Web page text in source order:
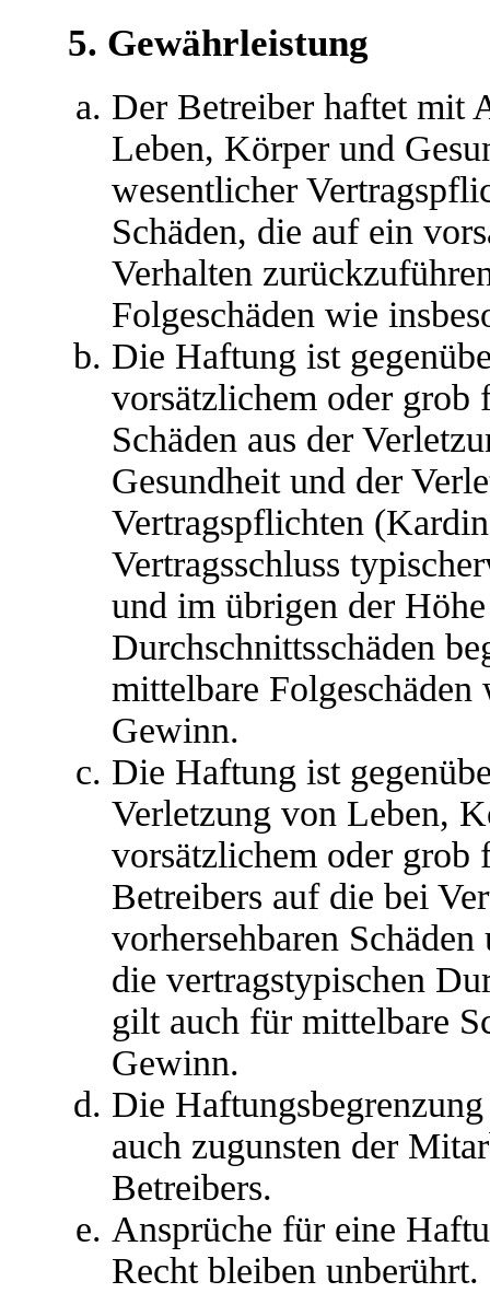
5. Gewährleistung
Der Betreiber haftet mit
Leben, Körper und
wesentlicher
Schäden, die auf ein
Verhalten
Folgeschäden wie
Die Haftung ist
vorsätzlichem oder grob
Schäden aus der
Gesundheit und der
Vertragspflichten
Vertragsschluss
und im übrigen der
Durchschnittsschäden
mittelbare Folgeschäden
Gewinn.
Die Haftung ist
Verletzung von Leben,
vorsätzlichem oder grob
Betreibers auf die bei
vorhersehbaren
die vertragstypischen
gilt auch für mittelbare
Gewinn.
Die
auch zugunsten der
Betreibers.
Ansprüche für eine
Recht bleiben unberührt.